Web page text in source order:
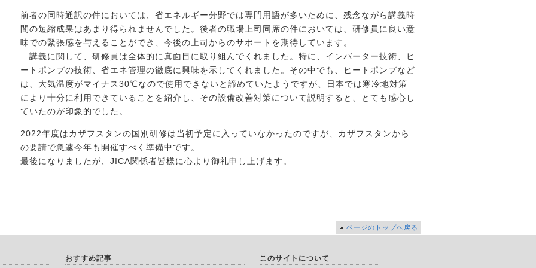
前者の同時通訳の件においては、省エネルギー分野では専門用語が多いために、残念ながら講義時
間の短縮成果はあまり得られませんでした。後者の職場上司同席の件においては、研修員に良い意
味での緊張感を与えることができ、今後の上司からのサポートを期待しています。
講義に関して、研修員は全体的に真面目に取り組んでくれました。特に、インバーター技術、ヒ
ートポンプの技術、省エネ管理の徹底に興味を示してくれました。その中でも、ヒートポンプなど
は、大気温度がマイナス30℃なので使用できないと諦めていたようですが、日本では寒冷地対策
により十分に利用できていることを紹介し、その設備改善対策について説明すると、とても感心し
ていたのが印象的でした。
2022年度はカザフスタンの国別研修は当初予定に入っていなかったのですが、カザフスタンから
の要請で急遽今年も開催すべく準備中です。
最後になりましたが、JICA関係者皆様に心より御礼申し上げます。
ページのトップへ戻る
おすすめ記事 このサイトについて